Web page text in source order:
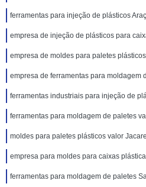
ferramentas para injeção de plásticos
empresa de injeção de plásticos para
empresa de moldes para paletes
empresa de ferramentas para moldagem
ferramentas industriais para injeção de
ferramentas para moldagem de paletes
moldes para paletes plásticos valor
empresa para moldes para caixas
ferramentas para moldagem de paletes